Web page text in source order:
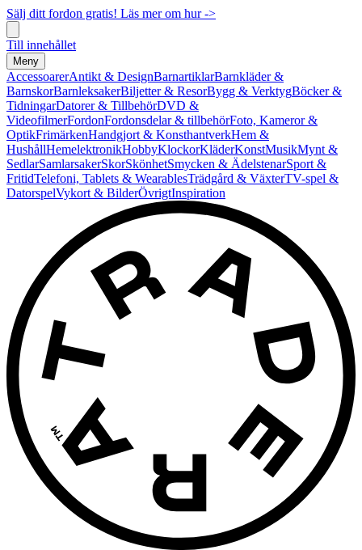
Sälj ditt fordon gratis! Läs mer om hur ->
Till innehållet
Meny
AccessoarerAntikt & DesignBarnartiklarBarnkläder &
BarnskorBarnleksakerBiljetter & ResorBygg & VerktygBöcker &
TidningarDatorer & TillbehörDVD &
VideofilmerFordonFordonsdelar & tillbehörFoto, Kameror &
OptikFrimärkenHandgjort & KonsthantverkHem &
HushållHemelektronikHobbyKlockorKläderKonstMusikMynt &
SedlarSamlarsakerSkorSkönhetSmycken & ÄdelstenarSport &
FritidTelefoni, Tablets & WearablesTrädgård & VäxterTV-spel &
DatorspelVykort & BilderÖvrigtInspiration